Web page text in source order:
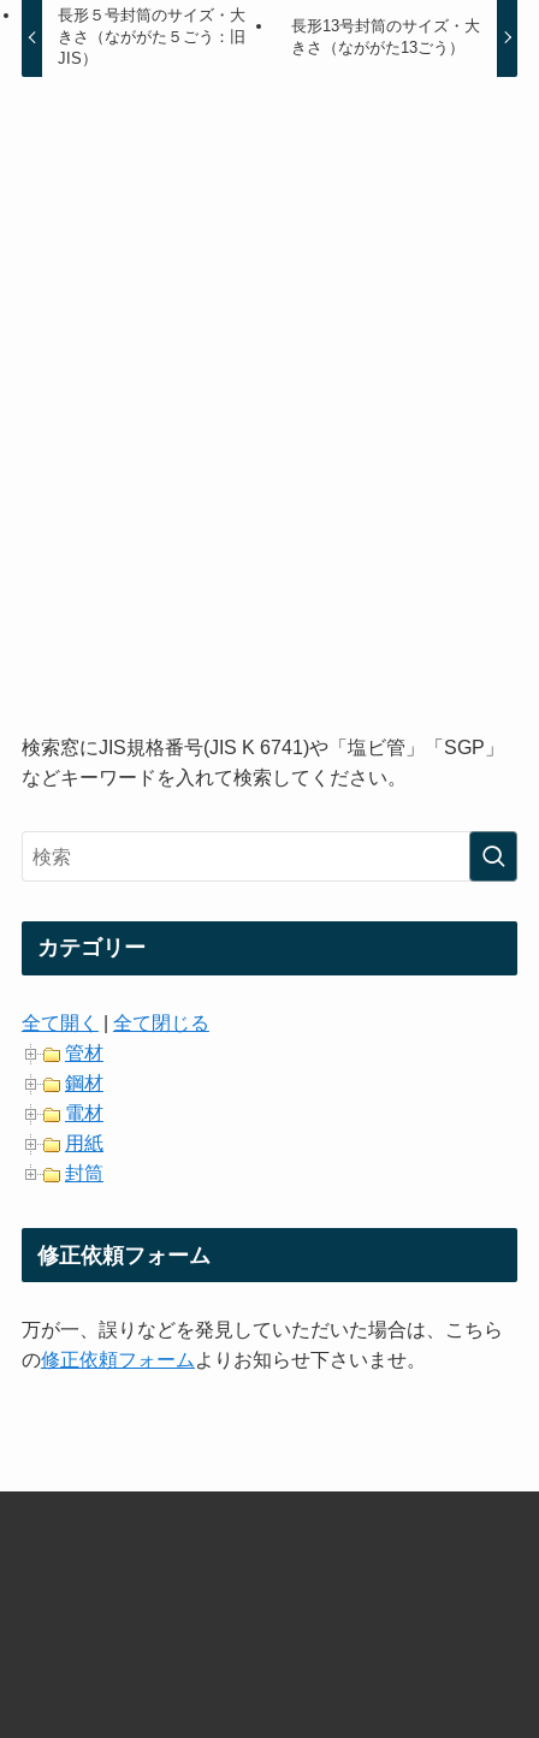
長形５号封筒のサイズ・大
きさ（なががた５ごう：旧
JIS）
長形13号封筒のサイズ・大
きさ（なががた13ごう）
検索窓にJIS規格番号(JIS K 6741)や「塩ビ管」「SGP」
などキーワードを入れて検索してください。
カテゴリー
全て開く
全て閉じる
管材
鋼材
電材
用紙
封筒
修正依頼フォーム
万が一、誤りなどを発見していただいた場合は、こちら
の修正依頼フォーム よりお知らせ下さいませ。